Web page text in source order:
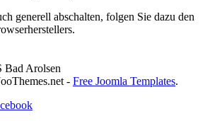
generell abschalten, folgen Sie dazu den
Bad Arolsen
- Free Joomla Templates.